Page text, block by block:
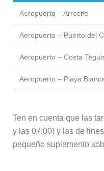
Aeropuerto – Arrecife
Aeropuerto – Puerto del
Aeropuerto – Costa
Aeropuerto – Playa
Ten en cuenta que las
y las 07:00) y las de
pequeño suplemento